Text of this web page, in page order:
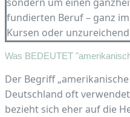
fundierten Beruf – ganz
Kursen oder
Was BEDEUTET
Der Begriff
Deutschland oft
bezieht sich eher auf die